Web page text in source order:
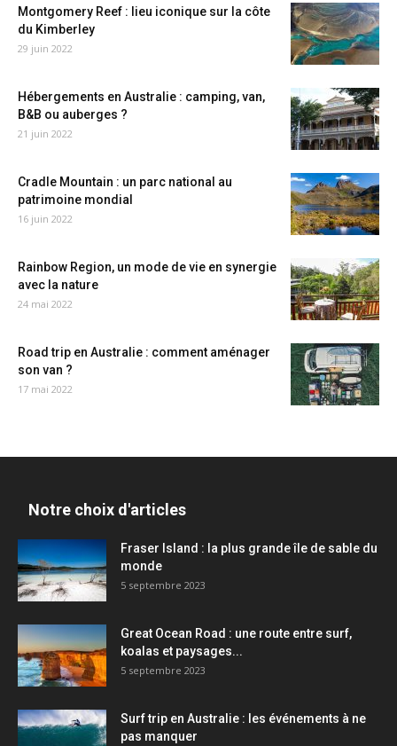
Montgomery Reef : lieu iconique sur la côte
du Kimberley
29 juin 2022
Hébergements en Australie : camping, van,
B&B ou auberges ?
21 juin 2022
Cradle Mountain : un parc national au
patrimoine mondial
16 juin 2022
Rainbow Region, un mode de vie en synergie
avec la nature
24 mai 2022
Road trip en Australie : comment aménager
son van ?
17 mai 2022
Notre choix d'articles
Fraser Island : la plus grande île de sable du
monde
5 septembre 2023
Great Ocean Road : une route entre surf,
koalas et paysages...
5 septembre 2023
Surf trip en Australie : les événements à ne
pas manquer